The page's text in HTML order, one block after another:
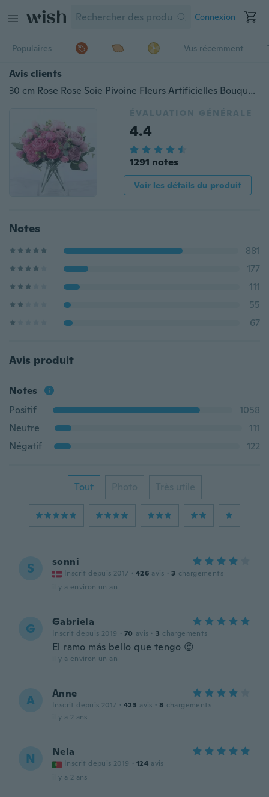
Connexion
Populaires Vus récemment
Avis clients
30 cm Rose Rose Soie Pivoine Fleurs Artificielles Bouquet 5 Grosse Tête et 4 Bourgeons Pas Cher Faux Plantes pour La Maison De Mariage Décoration Intérieur
ÉVALUATION GÉNÉRALE
4.4
1291 notes
Voir les détails du produit
Notes
881
177
111
55
67
Avis produit
Notes
Positif
1058
Neutre
111
Négatif
122
Tout Photo Très utile
S sonni
Inscrit depuis 2017 · 426 avis · 3 chargements
il y a environ un an
G Gabriela
Inscrit depuis 2019 · 70 avis · 3 chargements
El ramo más bello que tengo 😍
il y a environ un an
A Anne
Inscrit depuis 2017 · 423 avis · 8 chargements
il y a 2 ans
N Nela
Inscrit depuis 2019 · 124 avis
il y a 2 ans